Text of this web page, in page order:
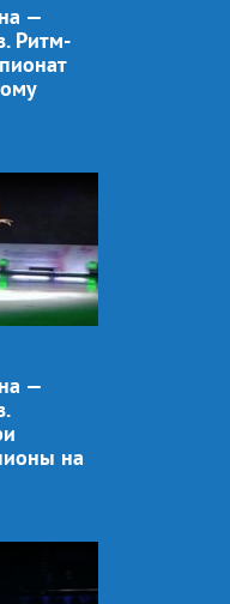
—
Ритм-
—
на